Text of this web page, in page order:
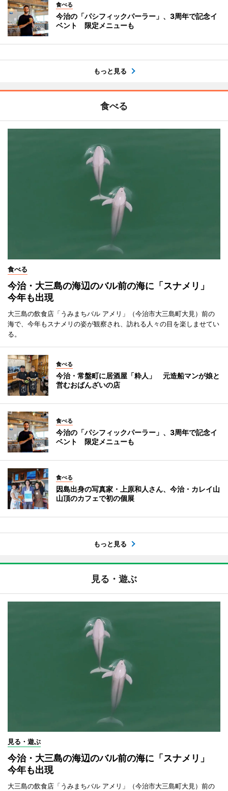
食べる
今治の「パシフィックパーラー」、3周年で記念イ
ベント 限定メニューも
もっと見る
食べる
食べる
今治・大三島の海辺のバル前の海に「スナメリ」
今年も出現
大三島の飲食店「うみまちバル アメリ」（今治市大三島町大見）前の
海で、今年もスナメリの姿が観察され、訪れる人々の目を楽しませてい
る。
食べる
今治・常盤町に居酒屋「粋人」 元造船マンが娘と
営むおばんざいの店
食べる
今治の「パシフィックパーラー」、3周年で記念イ
ベント 限定メニューも
食べる
因島出身の写真家・上原和人さん、今治・カレイ山
山頂のカフェで初の個展
もっと見る
見る・遊ぶ
見る・遊ぶ
今治・大三島の海辺のバル前の海に「スナメリ」
今年も出現
大三島の飲食店「うみまちバル アメリ」（今治市大三島町大見）前の